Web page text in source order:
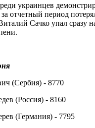
украинцев
отчетный период
Сачко упал сразу
(Сербия) - 8770
(Россия) - 8160
(Германия) - 7795